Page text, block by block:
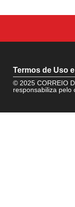
Termos de Uso
© 2025 CORREIO
responsabiliza pelo